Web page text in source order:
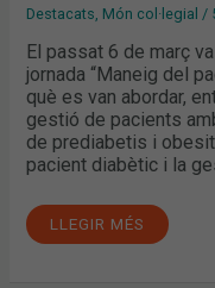
Destacats, Món col·legial /
El passat 6 de març
jornada “Maneig del
què es van abordar,
gestió de pacients
de prediabetis i
pacient diabètic i la
LLEGIR MÉS